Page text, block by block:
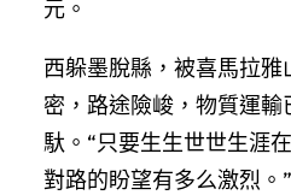
元。
西躲墨脫縣，被喜馬拉
密，路途險峻，物質運
馱。“只要生生世世生涯
對路的盼望有多么激烈